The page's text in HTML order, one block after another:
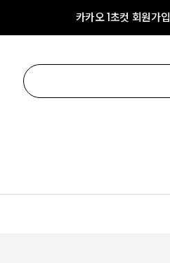
카카오 1초컷 회원가입